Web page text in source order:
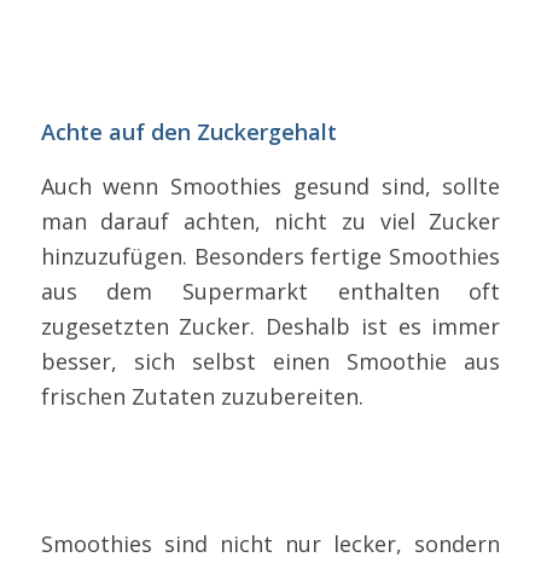
Achte auf den Zuckergehalt
Auch wenn Smoothies gesund sind, sollte
man darauf achten, nicht zu viel Zucker
hinzuzufügen. Besonders fertige Smoothies
aus dem Supermarkt enthalten oft
zugesetzten Zucker. Deshalb ist es immer
besser, sich selbst einen Smoothie aus
frischen Zutaten zuzubereiten.
Smoothies sind nicht nur lecker, sondern